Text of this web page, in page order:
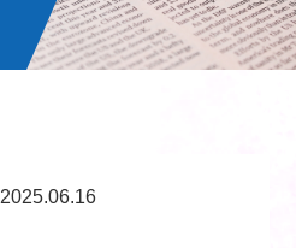
2025.06.16